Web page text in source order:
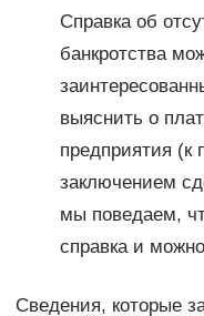
Справка об
банкротства
выяснить о
предприятия (к
заключением
мы поведаем,
справка и
Сведения, которые